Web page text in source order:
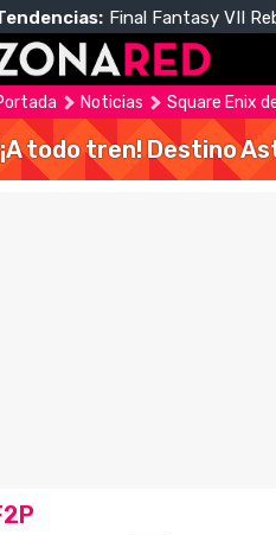
Final Fantasy VII
Noticias Square Enix
todo tren! Destino